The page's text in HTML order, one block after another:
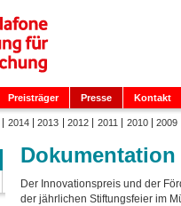
Preisträger Presse Kontakt
2014 2013 2012 2011 2010 2009
Dokumentation
Der Innovationspreis und der
der jährlichen Stiftungsfeier im